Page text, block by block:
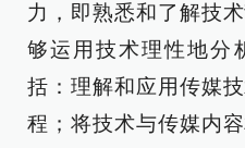
力，即熟悉和了解技
够运用技术理性地分
括：理解和应用传媒
程；将技术与传媒内